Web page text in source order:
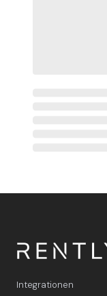
Integrationen